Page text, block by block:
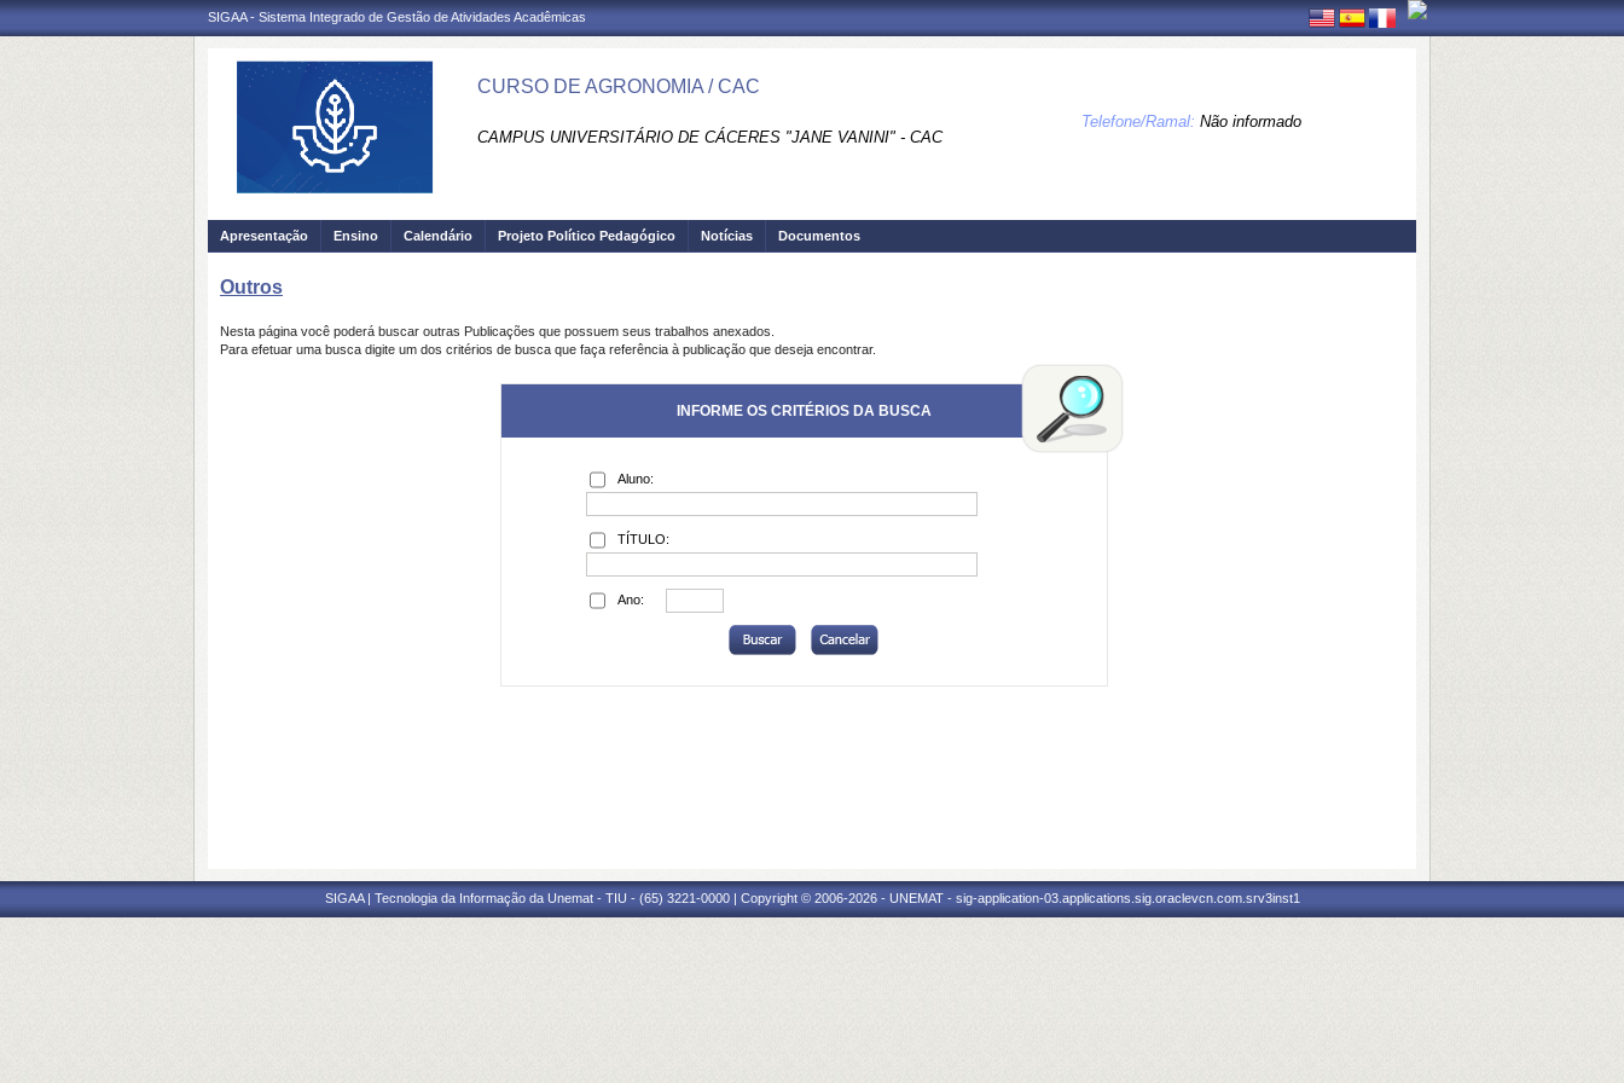
SIGAA - Sistema Integrado de Gestão de Atividades Acadêmicas
CURSO DE AGRONOMIA / CAC
CAMPUS UNIVERSITÁRIO DE CÁCERES "JANE VANINI" - CAC
Telefone/Ramal: Não informado
Apresentação Ensino Calendário Projeto Político Pedagógico Notícias Documentos
Outros
Nesta página você poderá buscar outras Publicações que possuem seus trabalhos anexados.
Para efetuar uma busca digite um dos critérios de busca que faça referência à publicação que deseja encontrar.
INFORME OS CRITÉRIOS DA BUSCA
Aluno:
TÍTULO:
Ano:
SIGAA | Tecnologia da Informação da Unemat - TIU - (65) 3221-0000 | Copyright © 2006-2026 - UNEMAT - sig-application-03.applications.sig.oraclevcn.com.srv3inst1